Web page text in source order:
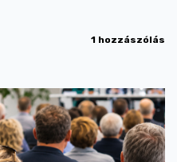
1 hozzászólás